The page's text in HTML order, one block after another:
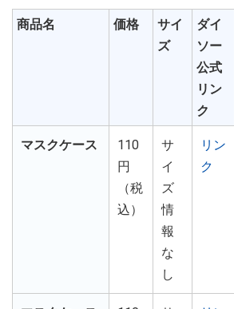
商品名 価格
サイ
ズ
ダイ
ソー
公式
リン
ク
マスクケース
110
円
（税
込）
サ
イ
ズ
情
報
な
し
リン
ク